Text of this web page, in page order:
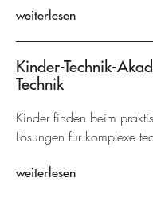
weiterlesen
Kinder-Technik-
Technik
Kinder finden beim
Lösungen für komplexe
weiterlesen